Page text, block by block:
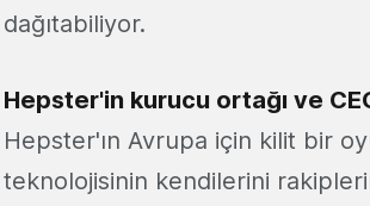
dağıtabiliyor.
Hepster'in kurucu ortağı ve
Hepster'ın Avrupa için kilit bir
teknolojisinin kendilerini